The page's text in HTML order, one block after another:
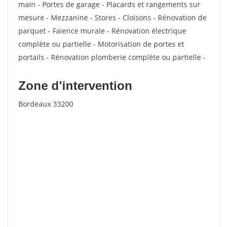
main - Portes de garage - Placards et rangements sur
mesure - Mezzanine - Stores - Cloisons - Rénovation de
parquet - Faïence murale - Rénovation électrique
complète ou partielle - Motorisation de portes et
portails - Rénovation plomberie complète ou partielle -
Zone d'intervention
Bordeaux 33200